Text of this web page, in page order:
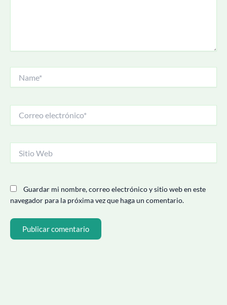
electrónico*
Web
Guardar mi nombre, correo electrónico y sitio web en este
navegador para la próxima vez que haga un comentario.